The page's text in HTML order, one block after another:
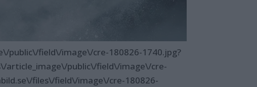
public\/field\/image\/cre-180826-1740.jpg?
article_image\/public\/field\/image\/cre-
files\/field\/image\/cre-180826-